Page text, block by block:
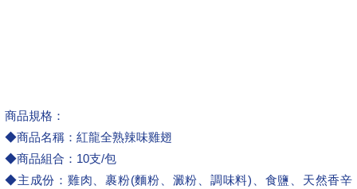
商品規格：
◆商品名稱：紅龍全熟辣味雞翅
◆商品組合：10支/包
◆主成份：雞肉、裹粉(麵粉、澱粉、調味料)、食鹽、天然香辛